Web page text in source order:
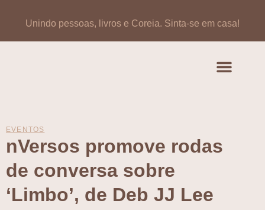
Unindo pessoas, livros e Coreia. Sinta-se em casa!
EVENTOS
nVersos promove rodas
de conversa sobre
‘Limbo’, de Deb JJ Lee